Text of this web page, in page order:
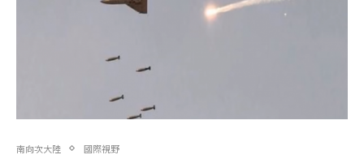
南向次大陸 國際視野